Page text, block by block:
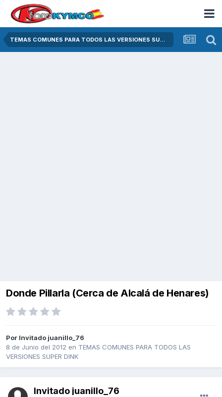
TEMAS COMUNES PARA TODOS LAS VERSIONES SUPER DINK
Donde Pillarla (Cerca de Alcalá de Henares)
Por Invitado juanillo_76
8 de Junio del 2012 en TEMAS COMUNES PARA TODOS LAS
VERSIONES SUPER DINK
Invitado juanillo_76